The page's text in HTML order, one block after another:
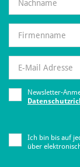
Newsletter-
Ich bin bis auf
über